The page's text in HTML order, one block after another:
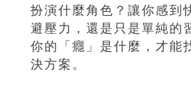
扮演什麼角色？讓你感到
避壓力，還是只是單純的
你的「癮」是什麼，才能
決方案。